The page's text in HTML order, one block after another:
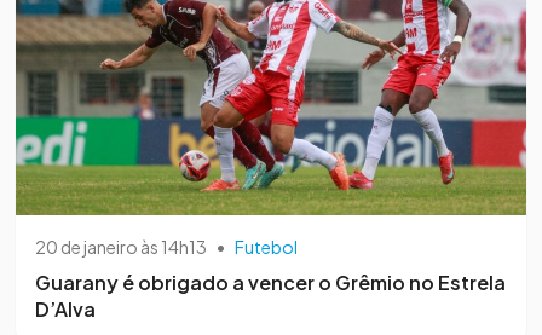
20 de janeiro às 14h13 • Futebol
Guarany é obrigado a vencer o Grêmio no Estrela
D’Alva